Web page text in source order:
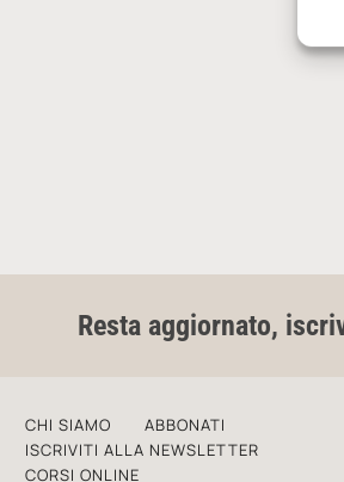
Resta aggiornato,
CHI SIAMO
ABBONATI
ISCRIVITI ALLA NEWSLETTER
CORSI ONLINE